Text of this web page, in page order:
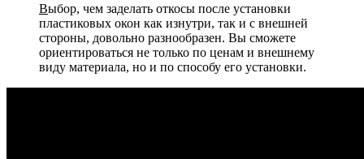
Выбор, чем заделать откосы после установки
пластиковых окон как изнутри, так и с внешней
стороны, довольно разнообразен. Вы сможете
ориентироваться не только по ценам и внешнему
виду материала, но и по способу его установки.